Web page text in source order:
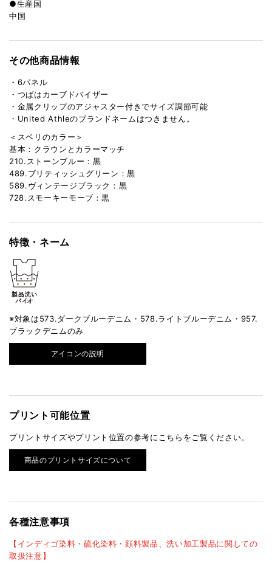
●生産国
中国
その他商品情報
・6パネル
・つばはカーブドバイザー
・金属クリップのアジャスター付きでサイズ調節可能
・United Athleのブランドネームはつきません。
＜スベリのカラー＞
基本：クラウンとカラーマッチ
210.ストーンブルー：黒
489.ブリティッシュグリーン：黒
589.ヴィンテージブラック：黒
728.スモーキーモーブ：黒
特徴・ネーム
※対象は573.ダークブルーデニム・578.ライトブルーデニム・957.
ブラックデニムのみ
アイコンの説明
プリント可能位置
プリントサイズやプリント位置の参考にこちらをご覧ください。
商品のプリントサイズについて
各種注意事項
【インディゴ染料・硫化染料・顔料製品、洗い加工製品に関しての
取扱注意】